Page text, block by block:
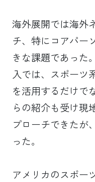
海外展開では海外
チ、特にコアパー
きな課題であった
入では、スポーツ
を活用するだけで
らの紹介も受け現
プローチできたが
った。
アメリカのスポー